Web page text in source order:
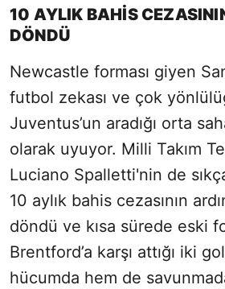
10 AYLIK BAHİS
DÖNDÜ
Newcastle forması giyen
futbol zekası ve çok
Juventus’un aradığı orta
olarak uyuyor. Milli Takım
Luciano Spalletti'nin de
10 aylık bahis cezasının
döndü ve kısa sürede eski
Brentford’a karşı attığı iki
hücumda hem de